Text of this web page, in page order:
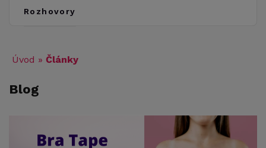
Rozhovory
Úvod » Články
Blog